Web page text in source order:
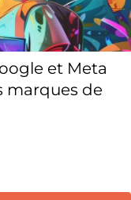
et Meta
marques de